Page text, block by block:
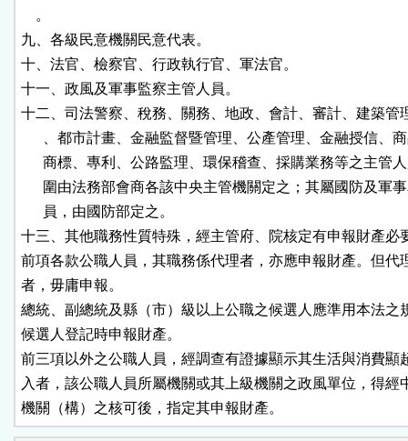
    。
九、各級民意機關民意代表。
十、法官、檢察官、行政執行官、軍法官。
十一、政風及軍事監察主管人員。
十二、司法警察、稅務、關務、地政、會計、審計、建築管
、都市計畫、金融監督暨管理、公產管理、金融授信、
商標、專利、公路監理、環保稽查、採購業務等之主管
圍由法務部會商各該中央主管機關定之；其屬國防及軍
      員，由國防部定之。
十三、其他職務性質特殊，經主管府、院核定有申報財產必
前項各款公職人員，其職務係代理者，亦應申報財產。但代
者，毋庸申報。
總統、副總統及縣（市）級以上公職之候選人應準用本法之
候選人登記時申報財產。
前三項以外之公職人員，經調查有證據顯示其生活與消費顯
入者，該公職人員所屬機關或其上級機關之政風單位，得經
機關（構）之核可後，指定其申報財產。